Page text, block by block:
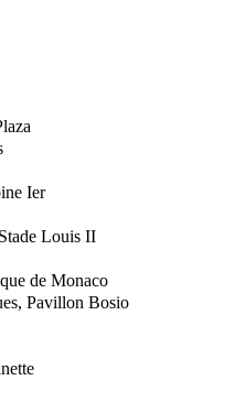
Ier
Louis II
de Monaco
Pavillon Bosio